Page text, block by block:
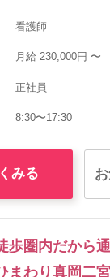
看護師
月給 230,000円 〜
正社員
8:30〜17:30
みる
歩圏内だから
まわり真岡二